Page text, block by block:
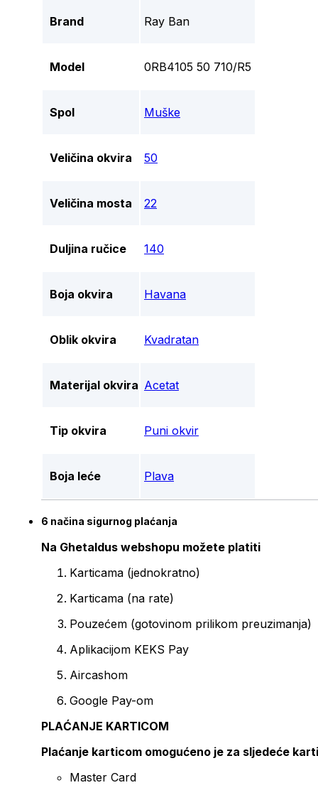
Brand Ray Ban
Model 0RB4105 50 710/R5
Spol Muške
Veličina okvira 50
Veličina mosta 22
Duljina ručice 140
Boja okvira Havana
Oblik okvira Kvadratan
Materijal okvira Acetat
Tip okvira Puni okvir
Boja leće Plava
6 načina sigurnog plaćanja
Na Ghetaldus webshopu možete platiti
Karticama (jednokratno)
Karticama (na rate)
Pouzećem (gotovinom prilikom preuzimanja)
Aplikacijom KEKS Pay
Aircashom
Google Pay-om
PLAĆANJE KARTICOM
Plaćanje karticom omogućeno je za sljedeće
Master Card